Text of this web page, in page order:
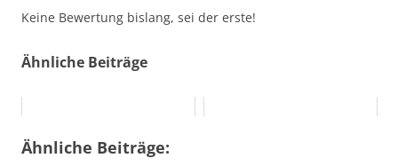
Keine Bewertung bislang, sei der erste!
Ähnliche Beiträge
Ähnliche Beiträge: